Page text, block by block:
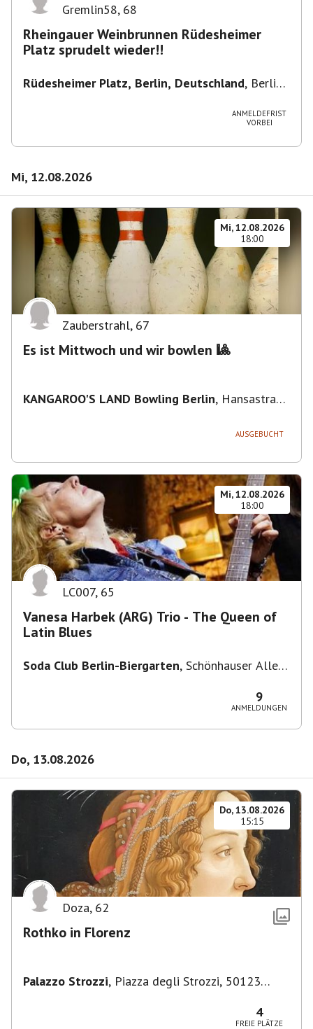
Gremlin58, 68
Rheingauer Weinbrunnen Rüdesheimer
Platz sprudelt wieder!!
Rüdesheimer Platz, Berlin, Deutschland, Berlin-
ANMELDEFRIST
VORBEI
Mi, 12.08.2026
Mi, 12.08.2026
18:00
Zauberstrahl, 67
Es ist Mittwoch und wir bowlen 🎱
KANGAROO'S LAND Bowling Berlin, Hansastraße
AUSGEBUCHT
Mi, 12.08.2026
18:00
LC007, 65
Vanesa Harbek (ARG) Trio - The Queen of
Latin Blues
Soda Club Berlin-Biergarten, Schönhauser Allee
9
ANMELDUNGEN
Do, 13.08.2026
Do, 13.08.2026
15:15
Doza, 62
Rothko in Florenz
Palazzo Strozzi, Piazza degli Strozzi, 50123
4
FREIE PLÄTZE